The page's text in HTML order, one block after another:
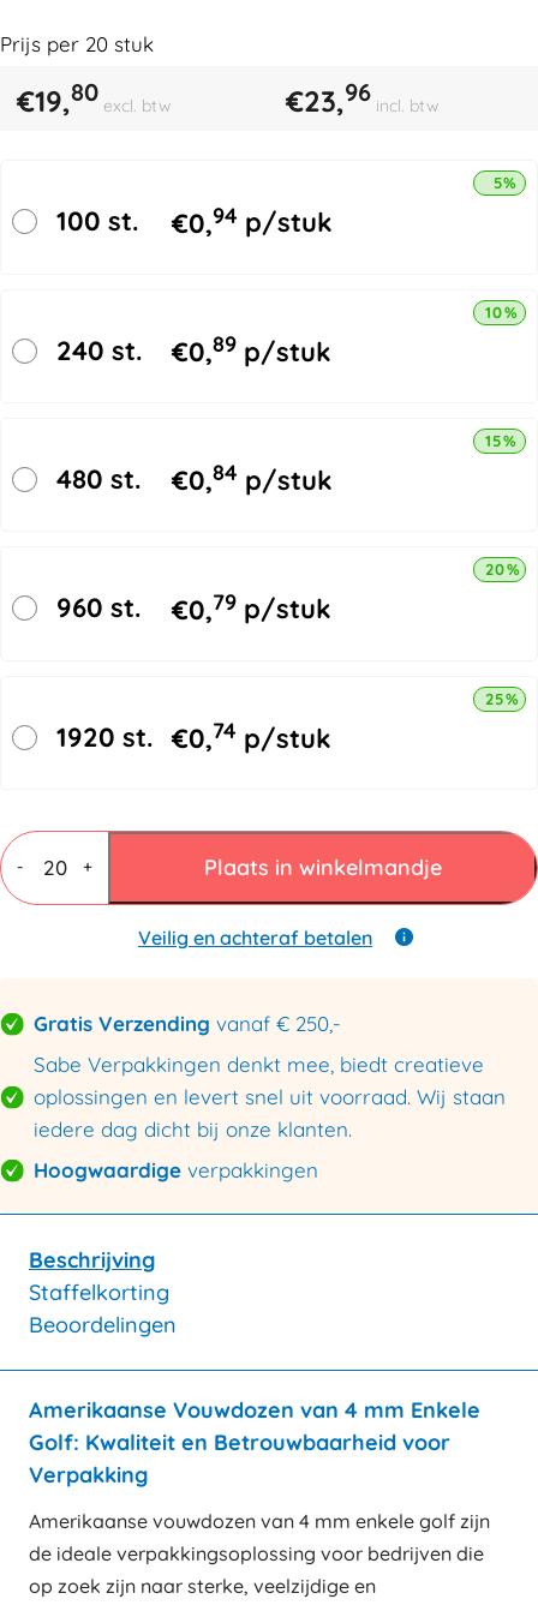
Prijs per 20 stuk
€19,80 excl. btw €23,96 incl. btw
100 st. €0,94 p/stuk
5%
240 st. €0,89 p/stuk
10%
480 st. €0,84 p/stuk
15%
960 st. €0,79 p/stuk
20%
1920 st. €0,74 p/stuk
25%
-
Vouwdozen
4
mm
+ Plaats in winkelmandje
Veilig en achteraf betalen
Gratis Verzending vanaf € 250,-
Sabe Verpakkingen denkt mee, biedt creatieve
oplossingen en levert snel uit voorraad. Wij staan
iedere dag dicht bij onze klanten.
Hoogwaardige verpakkingen
Beschrijving
Staffelkorting
Beoordelingen
Amerikaanse Vouwdozen van 4 mm Enkele
Golf: Kwaliteit en Betrouwbaarheid voor
Verpakking
Amerikaanse vouwdozen van 4 mm enkele golf zijn
de ideale verpakkingsoplossing voor bedrijven die
op zoek zijn naar sterke, veelzijdige en